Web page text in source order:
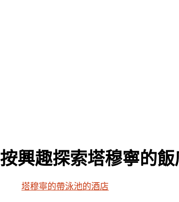
按興趣探索塔穆寧的飯
塔穆寧的帶泳池的酒店